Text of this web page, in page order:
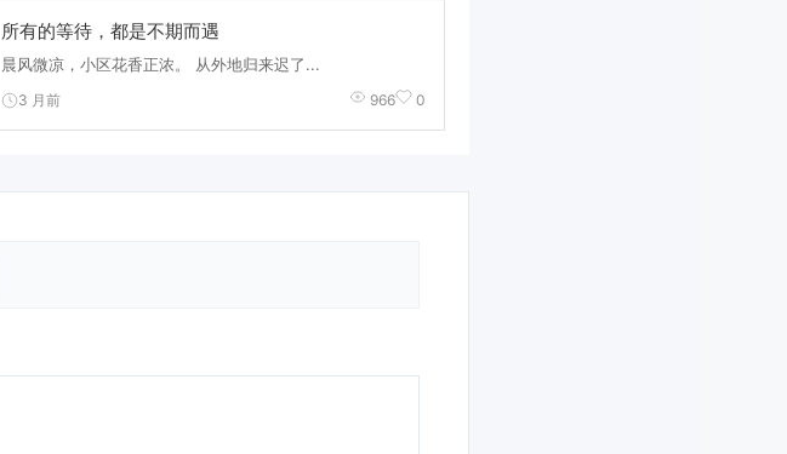
所有的等待，都是不期而遇
晨风微凉，小区花香正浓。 从外地归来迟了...
3 月前 966 0